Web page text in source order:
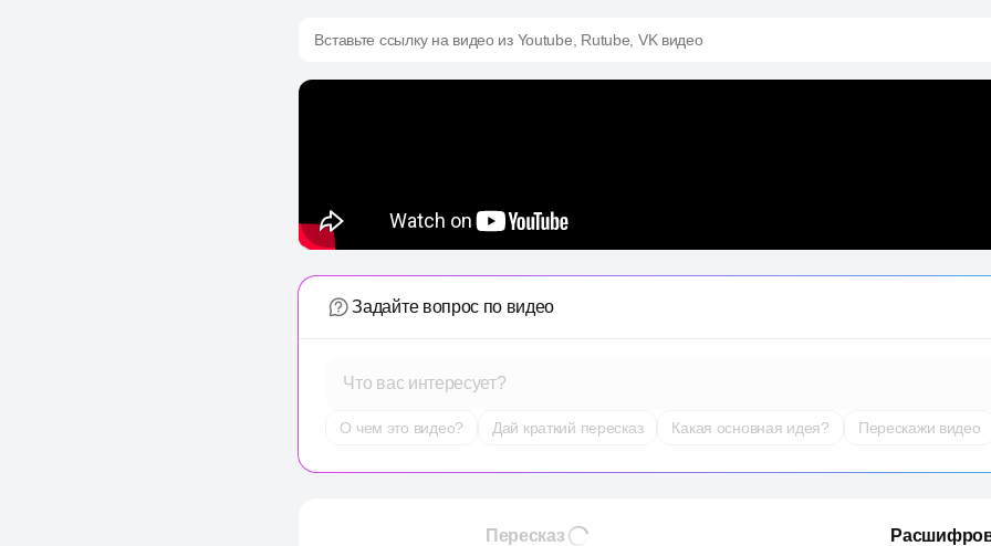
Вставьте ссылку на видео из Youtube, Rutube, VK видео
Задайте вопрос по видео
Что вас интересует?
О чем это видео? Дай краткий пересказ Какая основная идея? Перескажи видео
Пересказ